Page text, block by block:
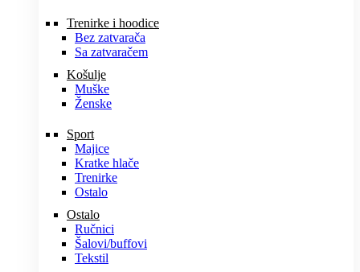
Trenirke i hoodice
Bez zatvarača
Sa zatvaračem
Košulje
Muške
Ženske
Sport
Majice
Kratke hlače
Trenirke
Ostalo
Ostalo
Ručnici
Šalovi/buffovi
Tekstil